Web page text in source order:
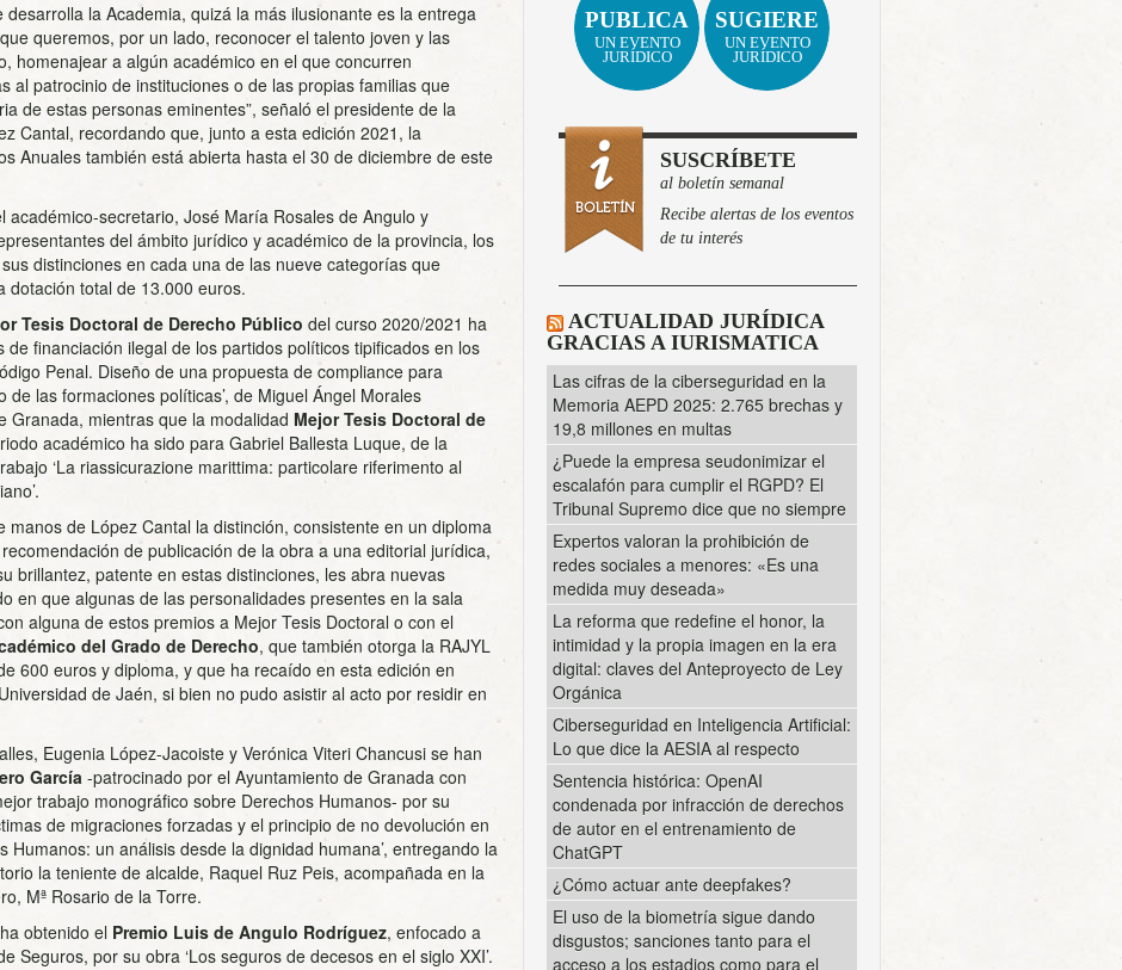
desarrolla la Academia, quizá la más ilusionante es la entrega
queremos, por un lado, reconocer el talento joven y las
homenajear a algún académico en el que concurren
al patrocinio de instituciones o de las propias familias que
de estas personas eminentes”, señaló el presidente de la
Cantal, recordando que, junto a esta edición 2021, la
Anuales también está abierta hasta el 30 de diciembre de este
académico-secretario, José María Rosales de Angulo y
del ámbito jurídico y académico de la provincia, los
distinciones en cada una de las nueve categorías que
dotación total de 13.000 euros.
Tesis Doctoral de Derecho Público del curso 2020/2021 ha
de financiación ilegal de los partidos políticos tipificados en los
Penal. Diseño de una propuesta de compliance para
las formaciones políticas’, de Miguel Ángel Morales
Granada, mientras que la modalidad Mejor Tesis Doctoral de
académico ha sido para Gabriel Ballesta Luque, de la
‘La riassicurazione marittima: particolare riferimento al
manos de López Cantal la distinción, consistente en un diploma
de publicación de la obra a una editorial jurídica,
brillantez, patente en estas distinciones, les abra nuevas
en que algunas de las personalidades presentes en la sala
alguna de estos premios a Mejor Tesis Doctoral o con el
del Grado de Derecho, que también otorga la RAJYL
600 euros y diploma, y que ha recaído en esta edición en
de Jaén, si bien no pudo asistir al acto por residir en
Eugenia López-Jacoiste y Verónica Viteri Chancusi se han
García -patrocinado por el Ayuntamiento de Granada con
trabajo monográfico sobre Derechos Humanos- por su
de migraciones forzadas y el principio de no devolución en
Humanos: un análisis desde la dignidad humana’, entregando la
la teniente de alcalde, Raquel Ruz Peis, acompañada en la
Mª Rosario de la Torre.
obtenido el Premio Luis de Angulo Rodríguez, enfocado a
Seguros, por su obra ‘Los seguros de decesos en el siglo XXI’.
PUBLICA
UN EVENTO
JURÍDICO
SUGIERE
UN EVENTO
JURÍDICO
SUSCRÍBETE
al boletín semanal
Recibe alertas de los eventos
de tu interés
ACTUALIDAD JURÍDICA
GRACIAS A IURISMATICA
Las cifras de la ciberseguridad en la
Memoria AEPD 2025: 2.765 brechas y
19,8 millones en multas
¿Puede la empresa seudonimizar el
escalafón para cumplir el RGPD? El
Tribunal Supremo dice que no siempre
Expertos valoran la prohibición de
redes sociales a menores: «Es una
medida muy deseada»
La reforma que redefine el honor, la
intimidad y la propia imagen en la era
digital: claves del Anteproyecto de Ley
Orgánica
Ciberseguridad en Inteligencia Artificial:
Lo que dice la AESIA al respecto
Sentencia histórica: OpenAI
condenada por infracción de derechos
de autor en el entrenamiento de
ChatGPT
¿Cómo actuar ante deepfakes?
El uso de la biometría sigue dando
disgustos; sanciones tanto para el
acceso a los estadios como para el